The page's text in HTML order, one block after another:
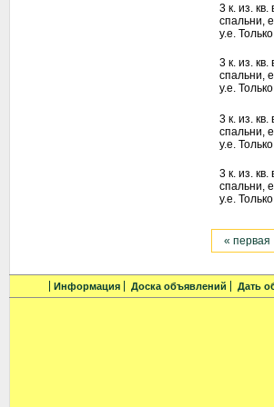
3 к. из.
спальни,
у.е.
3 к. из.
спальни,
у.е.
3 к. из.
спальни,
у.е.
3 к. из.
спальни,
у.е.
« первая
Информация Доска объявлений Дать